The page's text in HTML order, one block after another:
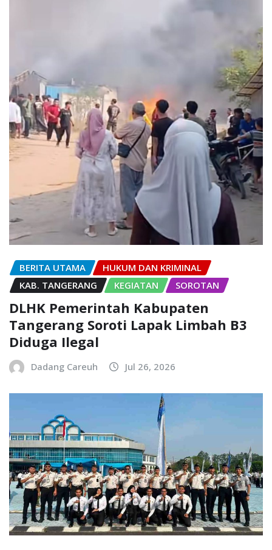
BERITA UTAMA
HUKUM DAN KRIMINAL
KAB. TANGERANG
KEGIATAN SOROTAN
DLHK Pemerintah Kabupaten
Tangerang Soroti Lapak Limbah B3
Diduga Ilegal
Dadang Careuh Jul 26, 2026